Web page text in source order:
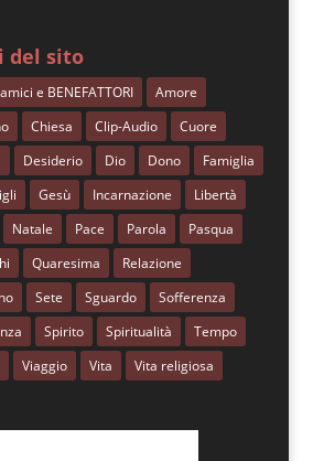
del sito
e BENEFATTORI
Amore
Chiesa Clip-Audio
Cuore
Desiderio Dio Dono
Famiglia
Gesù Incarnazione
Libertà
Natale Pace Parola
Pasqua
Quaresima
Relazione
Sete Sguardo
Sofferenza
Spirito Spiritualità
Tempo
Viaggio Vita Vita religiosa